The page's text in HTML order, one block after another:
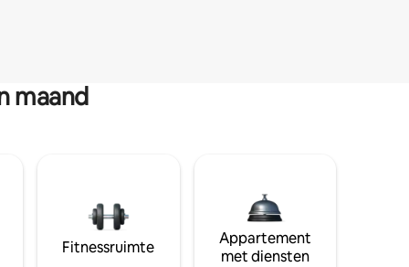
maand
Fitnessruimte
Appartement
met diensten